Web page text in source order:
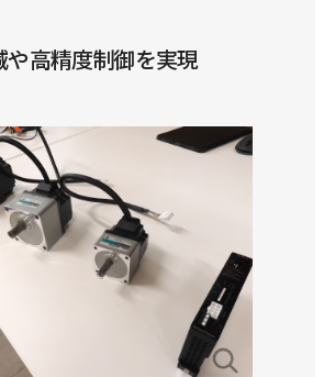
や高精度制御を実現